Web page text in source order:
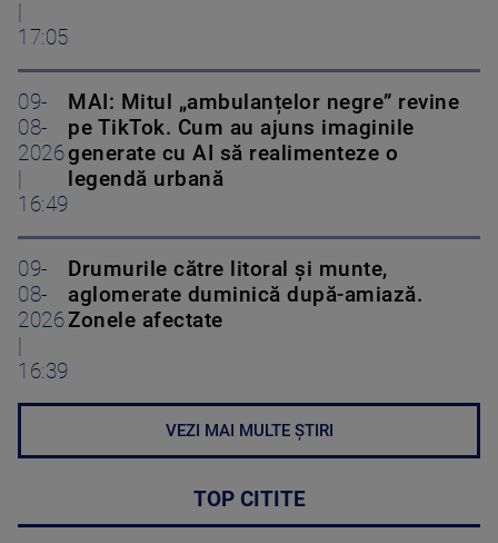
17:05
09-
08-
2026
16:49
MAI: Mitul „ambulanțelor negre” revine
pe TikTok. Cum au ajuns imaginile
generate cu AI să realimenteze o
legendă urbană
09-
08-
2026
16:39
Drumurile către litoral și munte,
aglomerate duminică după-amiază.
Zonele afectate
VEZI MAI MULTE ȘTIRI
TOP CITITE